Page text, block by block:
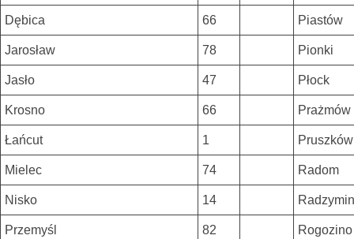
Dębica 66 Piastów
Jarosław 78 Pionki
Jasło 47 Płock
Krosno 66 Prażmów
Łańcut 1 Pruszków
Mielec 74 Radom
Nisko 14 Radzymin
Przemyśl 82 Rogozino